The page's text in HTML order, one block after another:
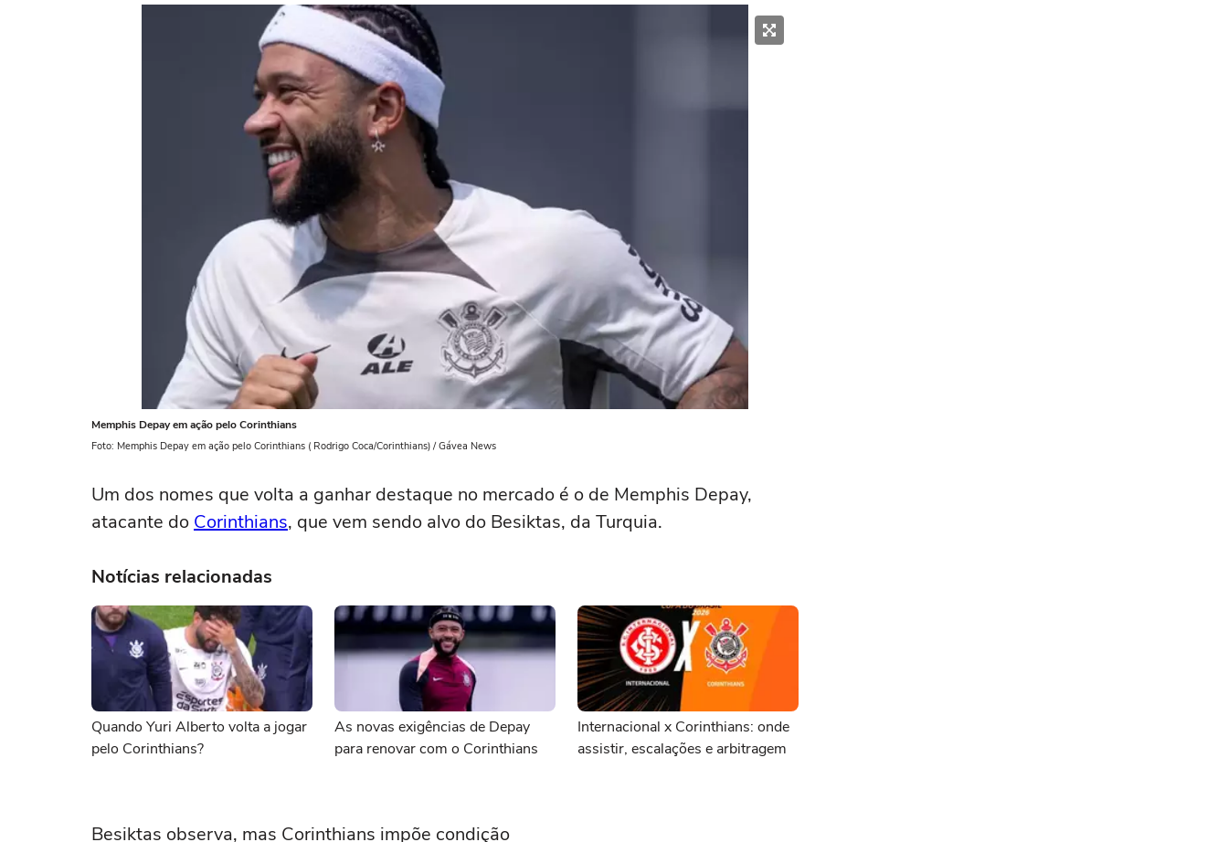
Memphis Depay em ação pelo Corinthians
Foto: Memphis Depay em ação pelo Corinthians ( Rodrigo Coca/Corinthians) / Gávea News
Um dos nomes que volta a ganhar destaque no mercado é o de Memphis Depay,
atacante do Corinthians, que vem sendo alvo do Besiktas, da Turquia.
Notícias relacionadas
Quando Yuri Alberto volta a jogar
pelo Corinthians?
As novas exigências de Depay
para renovar com o Corinthians
Internacional x Corinthians: onde
assistir, escalações e arbitragem
Besiktas observa, mas Corinthians impõe condição